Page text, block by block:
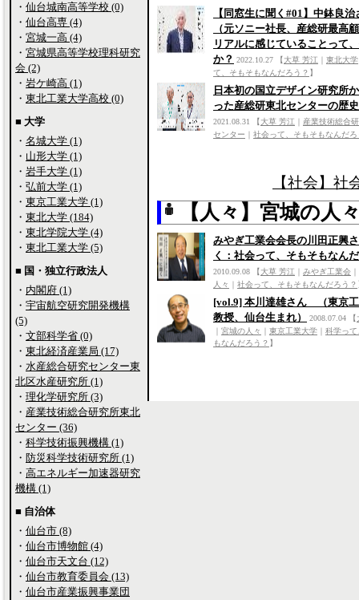
【同窓生に聞く#01】中鉢良治
（元ソニー社長、産総研最高
リアルに感じていることって
か？ 2022.10.27 【大草 芳江 東北大学
て、そもそもなんだろう？ 】
日本初の国立デザイン研究所
った産総研東北センターの歴
2021.08.31 【大草 芳江
産業技術総合
センター
社会って、そもそもなんだろ
【社会】
【人々】宮城の人
みやぎ工業会会長の川田正興
く：社会って、そもそもなん
2010.09.08 【大草 芳江 みやぎ工業会
人々
社会って、そもそもなんだろう？
[vol.9] 本川達雄さん （東京
教授、仙台生まれ）
2008.07.04 【
宮城の人々 東京工業大学
科学っ
もなんだろう？ 】
・ 仙台城南高等学校 (0)
・ 仙台高専 (4)
・ 宮城一高 (4)
・ 宮城県高等学校理科研究
会 (2)
・ 岩ケ崎高 (1)
・ 東北工業大学高校 (0)
■ 大学
・ 名城大学 (1)
・ 山形大学 (1)
・ 岩手大学 (1)
・ 弘前大学 (1)
・ 東京工業大学 (1)
・ 東北大学 (184)
・ 東北学院大学 (4)
・ 東北工業大学 (5)
■ 国・独立行政法人
・ 内閣府 (1)
・ 宇宙航空研究開発機構
(5)
・ 文部科学省 (0)
・ 東北経済産業局 (17)
・ 水産総合研究センター東
北区水産研究所 (1)
・ 理化学研究所 (3)
・ 産業技術総合研究所東北
センター (36)
・ 科学技術振興機構 (1)
・ 防災科学技術研究所 (1)
・ 高エネルギー加速器研究
機構 (1)
■ 自治体
・ 仙台市 (8)
・ 仙台市博物館 (4)
・ 仙台市天文台 (12)
・ 仙台市教育委員会 (13)
・ 仙台市産業振興事業団